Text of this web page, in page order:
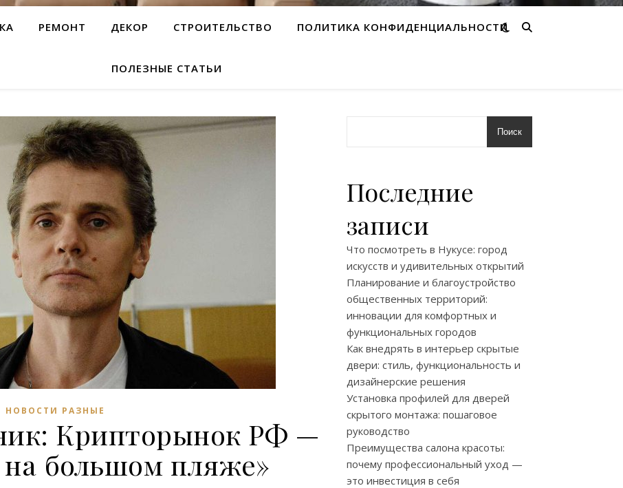
РЕМОНТ ДЕКОР СТРОИТЕЛЬСТВО ПОЛИТИКА КОНФИДЕНЦИАЛЬНОСТИ
ПОЛЕЗНЫЕ СТАТЬИ
НОВОСТИ РАЗНЫЕ
Крипторынок РФ —
на большом пляже»
Поиск
Последние
записи
Что посмотреть в Нукусе: город
искусств и удивительных открытий
Планирование и благоустройство
общественных территорий:
инновации для комфортных и
функциональных городов
Как внедрять в интерьер скрытые
двери: стиль, функциональность и
дизайнерские решения
Установка профилей для дверей
скрытого монтажа: пошаговое
руководство
Преимущества салона красоты:
почему профессиональный уход —
это инвестиция в себя